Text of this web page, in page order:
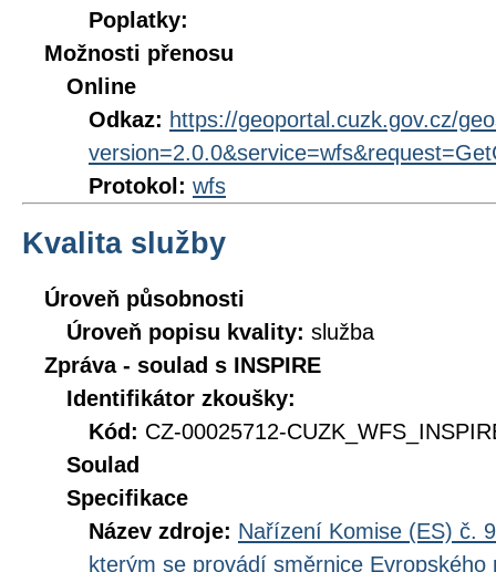
Poplatky:
Možnosti přenosu
Online
Odkaz: https://geoportal.cuzk.gov.cz/
Protokol: wfs
Kvalita služby
Úroveň působnosti
Úroveň popisu kvality: služba
Zpráva - soulad s INSPIRE
Identifikátor zkoušky:
Kód: CZ-00025712-
Soulad
Specifikace
Název zdroje: Nařízení Komise (ES) č.
kterým se provádí směrnice